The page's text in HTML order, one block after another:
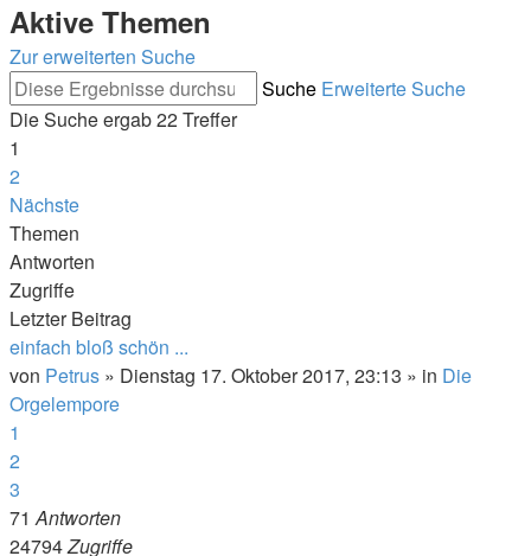
Aktive Themen
Zur erweiterten Suche
Suche Erweiterte Suche
Die Suche ergab 22 Treffer
1
2
Nächste
Themen
Antworten
Zugriffe
Letzter Beitrag
einfach bloß schön ...
von Petrus » Dienstag 17. Oktober 2017, 23:13 » in Die
Orgelempore
1
2
3
71Antworten
24794Zugriffe